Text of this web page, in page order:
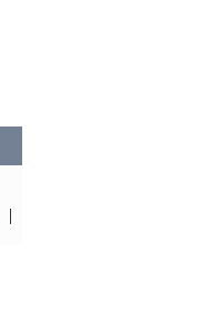
|